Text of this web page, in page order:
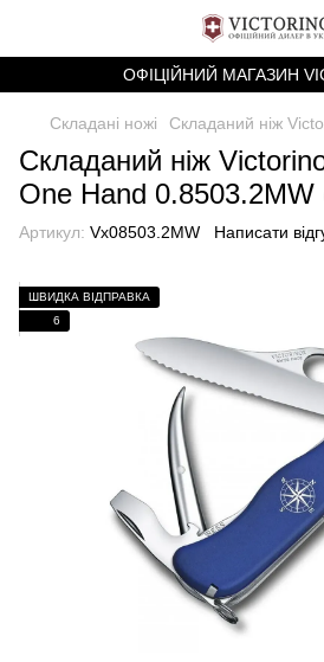
ОФІЦІЙНИЙ МАГАЗИН
Складані ножі Складаний ніж
Складаний ніж
One Hand 0.8503.2MW
Артикул: Vx08503.2MW Написати
ШВИДКА ВІДПРАВКА
6